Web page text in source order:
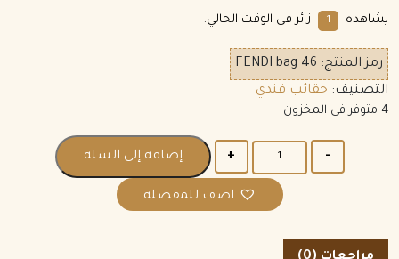
يشاهده 1 زائر فى الوقت الحالي.
رمز المنتج: FENDI bag 46
التصنيف: حقائب فندي
4 متوفر في المخزون
إضافة إلى السلة
اضف للمفضلة